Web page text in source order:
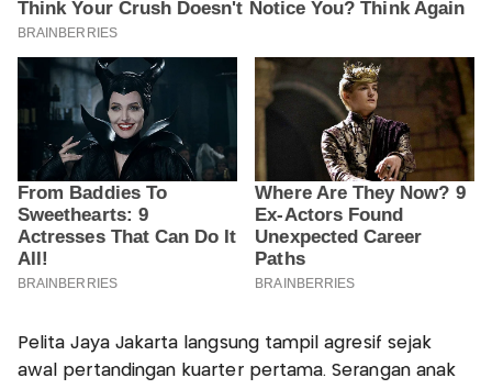
Pelita Jaya Jakarta langsung tampil agresif sejak
awal pertandingan kuarter pertama. Serangan anak